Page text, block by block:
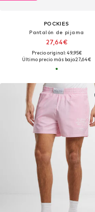
POCKIES
Pantalón de pijama
27,64€
Precio original: 49,95€
Último precio más bajo:27,64€